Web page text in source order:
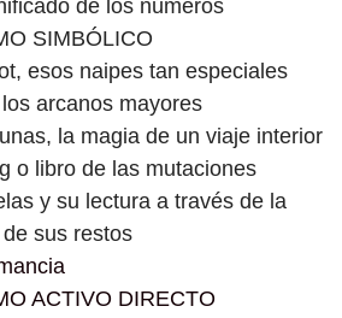
de los números
SIMBÓLICO
esos naipes tan especiales
arcanos mayores
la magia de un viaje interior
o libro de las mutaciones
y su lectura a través de la
sus restos
ACTIVO DIRECTO